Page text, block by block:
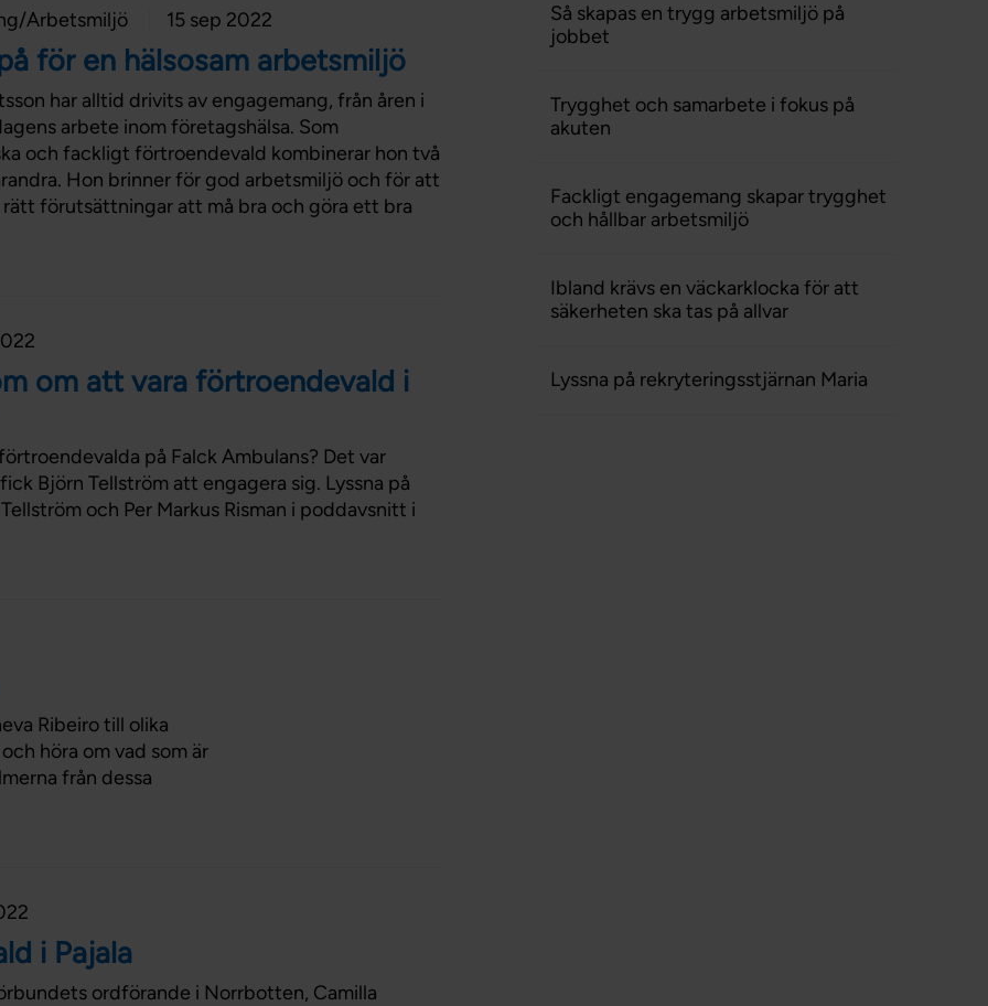
Biomedicinsk analytiker
Förtroendevald
Student
Chef
Så skapas en trygg arbetsmiljö på
jobbet
Trygghet och samarbete i fokus på
akuten
Fackligt engagemang skapar trygghet
och hållbar arbetsmiljö
Ibland krävs en väckarklocka för att
säkerheten ska tas på allvar
Lyssna på rekryteringsstjärnan Maria
Arbetsmiljö 15 sep 2022
för en hälsosam arbetsmiljö
har alltid drivits av engagemang, från åren i
arbete inom företagshälsa. Som
och fackligt förtroendevald kombinerar hon två
Hon brinner för god arbetsmiljö och för att
rätt förutsättningar att må bra och göra ett bra
om att vara förtroendevald i
på Falck Ambulans? Det var
Björn Tellström att engagera sig. Lyssna på
och Per Markus Risman i poddavsnitt i
Ribeiro till olika
höra om vad som är
från dessa
i Pajala
ordförande i Norrbotten, Camilla